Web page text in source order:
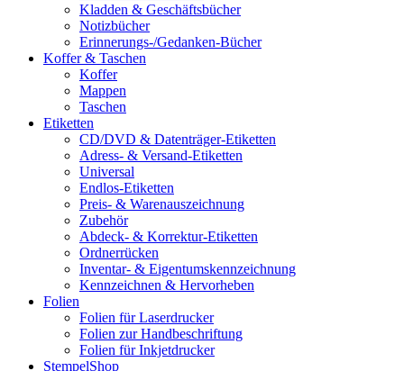
Kladden & Geschäftsbücher
Notizbücher
Erinnerungs-/Gedanken-Bücher
Koffer & Taschen
Koffer
Mappen
Taschen
Etiketten
CD/DVD & Datenträger-Etiketten
Adress- & Versand-Etiketten
Universal
Endlos-Etiketten
Preis- & Warenauszeichnung
Zubehör
Abdeck- & Korrektur-Etiketten
Ordnerrücken
Inventar- & Eigentumskennzeichnung
Kennzeichnen & Hervorheben
Folien
Folien für Laserdrucker
Folien zur Handbeschriftung
Folien für Inkjetdrucker
StempelShop